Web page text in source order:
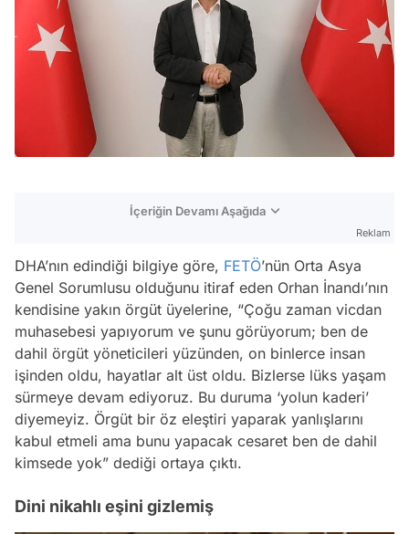
İçeriğin Devamı Aşağıda
Reklam
DHA’nın edindiği bilgiye göre, FETÖ’nün Orta Asya
Genel Sorumlusu olduğunu itiraf eden Orhan İnandı’nın
kendisine yakın örgüt üyelerine, “Çoğu zaman vicdan
muhasebesi yapıyorum ve şunu görüyorum; ben de
dahil örgüt yöneticileri yüzünden, on binlerce insan
işinden oldu, hayatlar alt üst oldu. Bizlerse lüks yaşam
sürmeye devam ediyoruz. Bu duruma ‘yolun kaderi’
diyemeyiz. Örgüt bir öz eleştiri yaparak yanlışlarını
kabul etmeli ama bunu yapacak cesaret ben de dahil
kimsede yok” dediği ortaya çıktı.
Dini nikahlı eşini gizlemiş